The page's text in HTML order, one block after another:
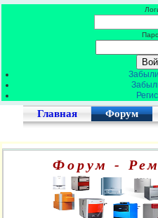
Главная Форум
Форум -